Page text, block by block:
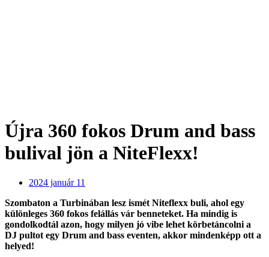
Újra 360 fokos Drum and bass
bulival jön a NiteFlexx!
2024 január 11
Szombaton a Turbinában lesz ismét Niteflexx buli, ahol egy
különleges 360 fokos felállás vár benneteket. Ha mindig is
gondolkodtál azon, hogy milyen jó vibe lehet körbetáncolni a
DJ pultot egy Drum and bass eventen, akkor mindenképp ott a
helyed!